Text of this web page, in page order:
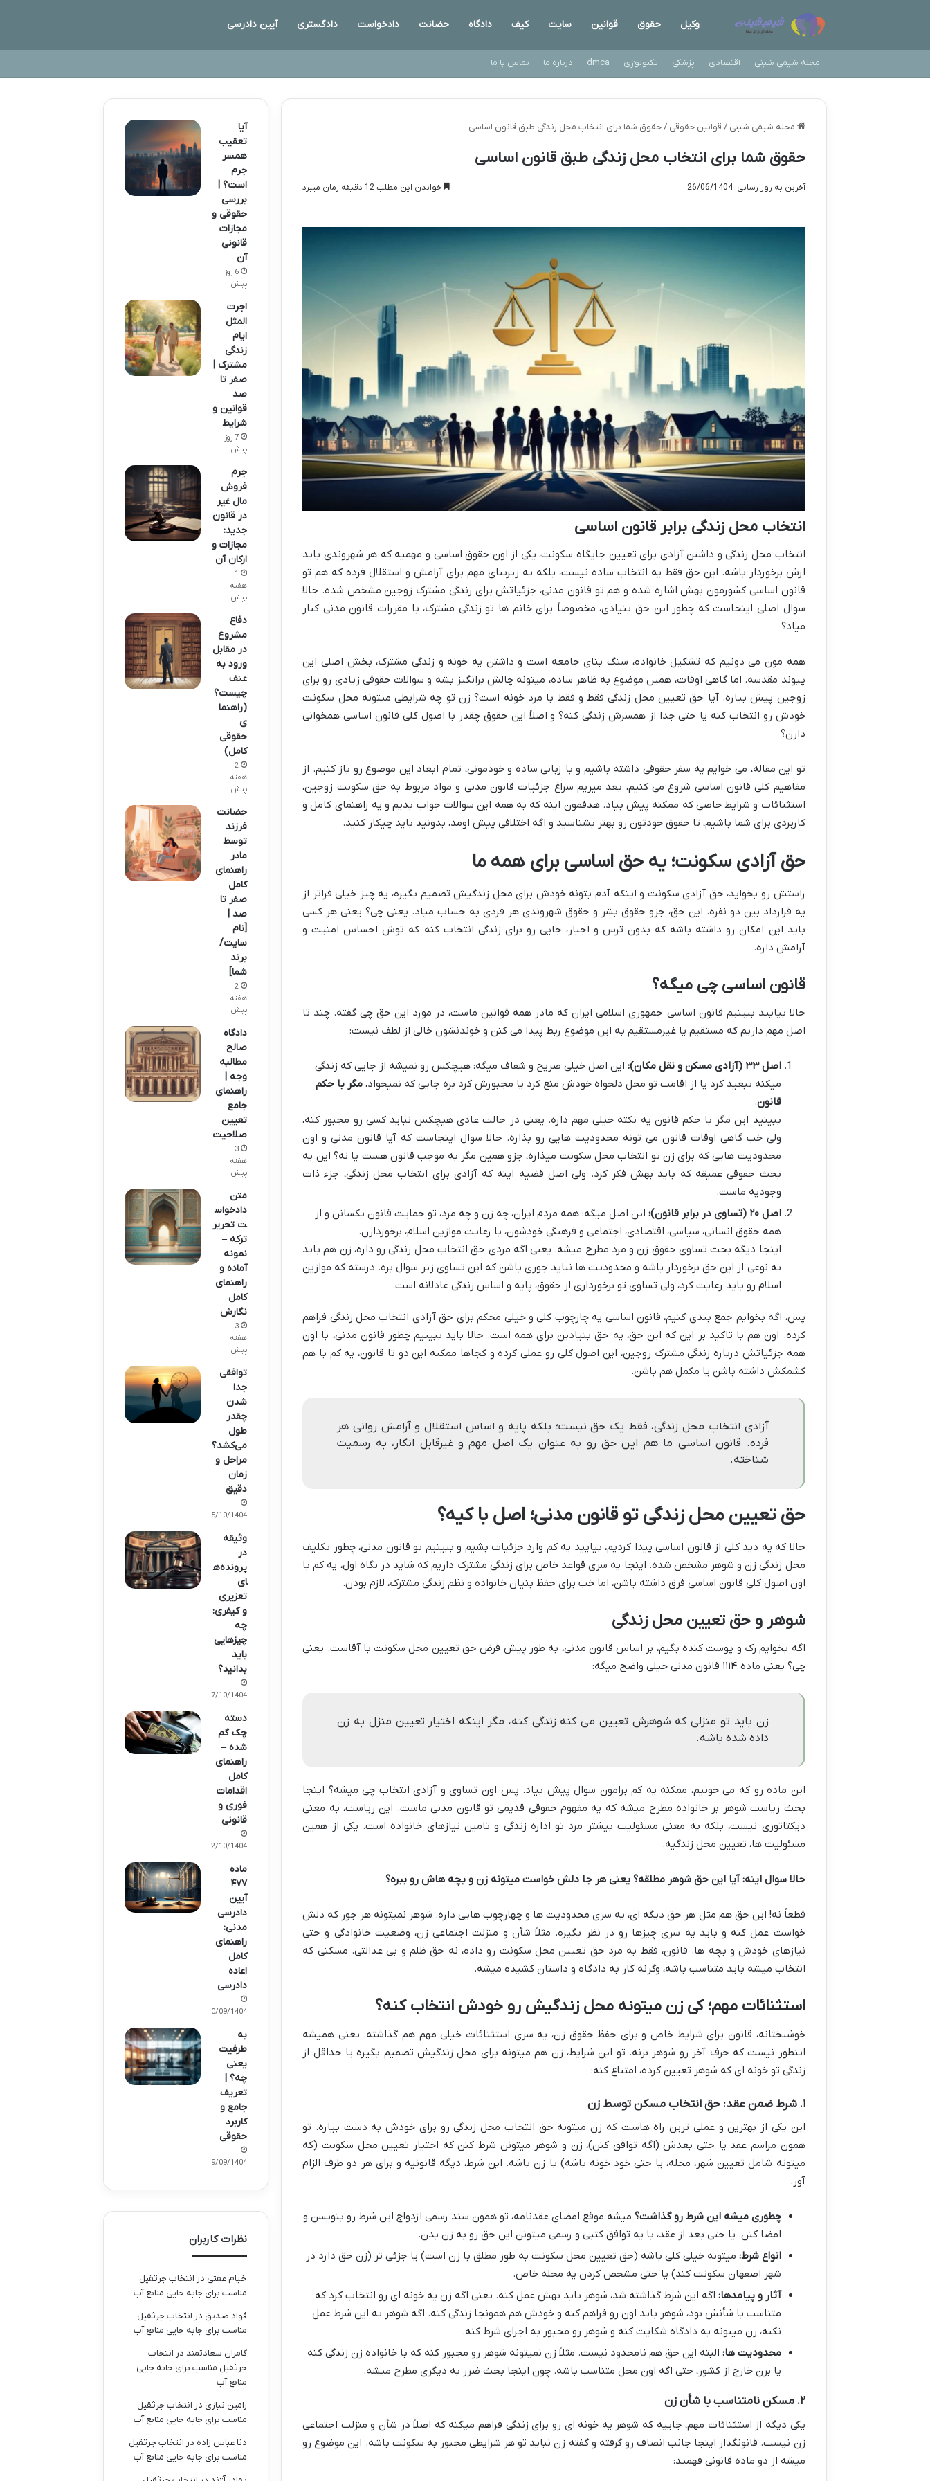
وکیل حقوق قوانین سایت کیف دادگاه حضانت دادخواست دادگستری آیین دادرسی
مجله شیمی شینی اقتصادی پزشکی تکنولوژی dmca درباره ما تماس با ما
مجله شیمی شینی / قوانین حقوقی / حقوق شما برای انتخاب محل زندگی طبق قانون اساسی
حقوق شما برای انتخاب محل زندگی طبق قانون اساسی
آخرین به روز رسانی: 26/06/1404 خواندن این مطلب 12 دقیقه زمان میبرد
انتخاب محل زندگی برابر قانون اساسی
انتخاب محل زندگی و داشتن آزادی برای تعیین جایگاه سکونت، یکی از اون حقوق اساسی و مهمیه که هر شهروندی باید
ازش برخوردار باشه. این حق فقط یه انتخاب ساده نیست، بلکه یه زیربنای مهم برای آرامش و استقلال فرده که هم تو
قانون اساسی کشورمون بهش اشاره شده و هم تو قانون مدنی، جزئیاتش برای زندگی مشترک زوجین مشخص شده. حالا
سوال اصلی اینجاست که چطور این حق بنیادی، مخصوصاً برای خانم ها تو زندگی مشترک، با مقررات قانون مدنی کنار
میاد؟
همه مون می دونیم که تشکیل خانواده، سنگ بنای جامعه است و داشتن یه خونه و زندگی مشترک، بخش اصلی این
پیوند مقدسه. اما گاهی اوقات، همین موضوع به ظاهر ساده، میتونه چالش برانگیز بشه و سوالات حقوقی زیادی رو برای
زوجین پیش بیاره. آیا حق تعیین محل زندگی فقط و فقط با مرد خونه است؟ زن تو چه شرایطی میتونه محل سکونت
خودش رو انتخاب کنه یا حتی جدا از همسرش زندگی کنه؟ و اصلاً این حقوق چقدر با اصول کلی قانون اساسی همخوانی
دارن؟
تو این مقاله، می خوایم یه سفر حقوقی داشته باشیم و با زبانی ساده و خودمونی، تمام ابعاد این موضوع رو باز کنیم. از
مفاهیم کلی قانون اساسی شروع می کنیم، بعد میریم سراغ جزئیات قانون مدنی و مواد مربوط به حق سکونت زوجین،
استثنائات و شرایط خاصی که ممکنه پیش بیاد. هدفمون اینه که به همه این سوالات جواب بدیم و یه راهنمای کامل و
کاربردی برای شما باشیم، تا حقوق خودتون رو بهتر بشناسید و اگه اختلافی پیش اومد، بدونید باید چیکار کنید.
حق آزادی سکونت؛ یه حق اساسی برای همه ما
راستش رو بخواید، حق آزادی سکونت و اینکه آدم بتونه خودش برای محل زندگیش تصمیم بگیره، یه چیز خیلی فراتر از
یه قرارداد بین دو نفره. این حق، جزو حقوق بشر و حقوق شهروندی هر فردی به حساب میاد. یعنی چی؟ یعنی هر کسی
باید این امکان رو داشته باشه که بدون ترس و اجبار، جایی رو برای زندگی انتخاب کنه که توش احساس امنیت و
آرامش داره.
قانون اساسی چی میگه؟
حالا بیایید ببینیم قانون اساسی جمهوری اسلامی ایران که مادر همه قوانین ماست، در مورد این حق چی گفته. چند تا
اصل مهم داریم که مستقیم یا غیرمستقیم به این موضوع ربط پیدا می کنن و خوندنشون خالی از لطف نیست:
اصل ۳۳ (آزادی مسکن و نقل مکان):
این اصل خیلی صریح و شفاف میگه: هیچکس رو نمیشه از جایی که زندگی
میکنه تبعید کرد یا از اقامت تو محل دلخواه خودش منع کرد یا مجبورش کرد بره جایی که نمیخواد،مگر با حکم
قانون.
ببینید این مگر با حکم قانون یه نکته خیلی مهم داره. یعنی در حالت عادی هیچکس نباید کسی رو مجبور کنه،
ولی خب گاهی اوقات قانون می تونه محدودیت هایی رو بذاره. حالا سوال اینجاست که آیا قانون مدنی و اون
محدودیت هایی که برای زن تو انتخاب محل سکونت میذاره، جزو همین مگر به موجب قانون هست یا نه؟ این یه
بحث حقوقی عمیقه که باید بهش فکر کرد. ولی اصل قضیه اینه که آزادی برای انتخاب محل زندگی، جزء ذات
وجودیه ماست.
اصل ۲۰ (تساوی در برابر قانون):
این اصل میگه: همه مردم ایران، چه زن و چه مرد، تو حمایت قانون یکسانن و از
همه حقوق انسانی، سیاسی، اقتصادی، اجتماعی و فرهنگی خودشون، با رعایت موازین اسلام، برخوردارن.
اینجا دیگه بحث تساوی حقوق زن و مرد مطرح میشه. یعنی اگه مردی حق انتخاب محل زندگی رو داره، زن هم باید
به نوعی از این حق برخوردار باشه و محدودیت ها نباید جوری باشن که این تساوی زیر سوال بره. درسته که موازین
اسلام رو باید رعایت کرد، ولی تساوی تو برخورداری از حقوق، پایه و اساس زندگی عادلانه است.
پس، اگه بخوایم جمع بندی کنیم، قانون اساسی یه چارچوب کلی و خیلی محکم برای حق آزادی انتخاب محل زندگی فراهم
کرده. اون هم با تاکید بر این که این حق، یه حق بنیادین برای همه است. حالا باید ببینیم چطور قانون مدنی، با اون
همه جزئیاتش درباره زندگی مشترک زوجین، این اصول کلی رو عملی کرده و کجاها ممکنه این دو تا قانون، یه کم با هم
کشمکش داشته باشن یا مکمل هم باشن.
آزادی انتخاب محل زندگی، فقط یک حق نیست؛ بلکه پایه و اساس استقلال و آرامش روانی هر
فرده. قانون اساسی ما هم این حق رو به عنوان یک اصل مهم و غیرقابل انکار، به رسمیت
شناخته.
حق تعیین محل زندگی تو قانون مدنی؛ اصل با کیه؟
حالا که یه دید کلی از قانون اساسی پیدا کردیم، بیایید یه کم وارد جزئیات بشیم و ببینیم تو قانون مدنی، چطور تکلیف
محل زندگی زن و شوهر مشخص شده. اینجا یه سری قواعد خاص برای زندگی مشترک داریم که شاید در نگاه اول، یه کم با
اون اصول کلی قانون اساسی فرق داشته باشن، اما خب برای حفظ بنیان خانواده و نظم زندگی مشترک، لازم بودن.
شوهر و حق تعیین محل زندگی
اگه بخوایم رک و پوست کنده بگیم، بر اساس قانون مدنی، به طور پیش فرض حق تعیین محل سکونت با آقاست. یعنی
چی؟ یعنی ماده ۱۱۱۴ قانون مدنی خیلی واضح میگه:
زن باید تو منزلی که شوهرش تعیین می کنه زندگی کنه، مگر اینکه اختیار تعیین منزل به زن
داده شده باشه.
این ماده رو که می خونیم، ممکنه یه کم برامون سوال پیش بیاد. پس اون تساوی و آزادی انتخاب چی میشه؟ اینجا
بحث ریاست شوهر بر خانواده مطرح میشه که یه مفهوم حقوقی قدیمی تو قانون مدنی ماست. این ریاست، به معنی
دیکتاتوری نیست، بلکه به معنی مسئولیت بیشتر مرد تو اداره زندگی و تامین نیازهای خانواده است. یکی از همین
مسئولیت ها، تعیین محل زندگیه.
حالا سوال اینه: آیا این حق شوهر مطلقه؟ یعنی هر جا دلش خواست میتونه زن و بچه هاش رو ببره؟
قطعاً نه! این حق هم مثل هر حق دیگه ای، یه سری محدودیت ها و چهارچوب هایی داره. شوهر نمیتونه هر جور که دلش
خواست عمل کنه و باید یه سری چیزها رو در نظر بگیره. مثلاً شأن و منزلت اجتماعی زن، وضعیت خانوادگی و حتی
نیازهای خودش و بچه ها. قانون، فقط به مرد حق تعیین محل سکونت رو داده، نه حق ظلم و بی عدالتی. مسکنی که
انتخاب میشه باید متناسب باشه، وگرنه کار به دادگاه و داستان کشیده میشه.
استثنائات مهم؛ کی زن میتونه محل زندگیش رو خودش انتخاب کنه؟
خوشبختانه، قانون برای شرایط خاص و برای حفظ حقوق زن، یه سری استثنائات خیلی مهم هم گذاشته. یعنی همیشه
اینطور نیست که حرف آخر رو شوهر بزنه. تو این شرایط، زن هم میتونه برای محل زندگیش تصمیم بگیره یا حداقل از
زندگی تو خونه ای که شوهر تعیین کرده، امتناع کنه:
۱. شرط ضمن عقد: حق انتخاب مسکن توسط زن
این یکی از بهترین و عملی ترین راه هاست که زن میتونه حق انتخاب محل زندگی رو برای خودش به دست بیاره. تو
همون مراسم عقد یا حتی بعدش (اگه توافق کنن)، زن و شوهر میتونن شرط کنن که اختیار تعیین محل سکونت (که
میتونه شامل تعیین شهر، محله، یا حتی خود خونه باشه) با زن باشه. این شرط، دیگه قانونیه و برای هر دو طرف الزام
آور.
چطوری میشه این شرط رو گذاشت؟ میشه موقع امضای عقدنامه، تو همون سند رسمی ازدواج این شرط رو بنویسن و
امضا کنن. یا حتی بعد از عقد، با یه توافق کتبی و رسمی میتونن این حق رو به زن بدن.
انواع شرط: میتونه خیلی کلی باشه (حق تعیین محل سکونت به طور مطلق با زن است) یا جزئی تر (زن حق دارد در
شهر اصفهان سکونت کند) یا حتی مشخص کردن یه محله خاص.
آثار و پیامدها: اگه این شرط گذاشته شد، شوهر باید بهش عمل کنه. یعنی اگه زن یه خونه ای رو انتخاب کرد که
متناسب با شأنش بود، شوهر باید اون رو فراهم کنه و خودش هم همونجا زندگی کنه. اگه شوهر به این شرط عمل
نکنه، زن میتونه به دادگاه شکایت کنه و شوهر رو مجبور به اجرای شرط کنه.
محدودیت ها: البته این حق هم نامحدود نیست. مثلاً زن نمیتونه شوهر رو مجبور کنه که با خانواده زن زندگی کنه
یا برن خارج از کشور، حتی اگه اون محل متناسب باشه. چون اینجا بحث ضرر به دیگری مطرح میشه.
۲. مسکن نامتناسب با شأن زن
یکی دیگه از استثنائات مهم، جاییه که شوهر یه خونه ای رو برای زندگی فراهم میکنه که اصلاً در شأن و منزلت اجتماعی
زن نیست. قانونگذار اینجا جانب انصاف رو گرفته و گفته زن نباید تو هر شرایطی مجبور به سکونت باشه. این موضوع رو
میشه از دو ماده قانونی فهمید:
آیا
تعقیب
همسر
جرم
است؟ |
بررسی
حقوقی و
مجازات
قانونی
آن
6 روز
پیش
اجرت
المثل
ایام
زندگی
مشترک |
صفر تا
صد
قوانین و
شرایط
7 روز
پیش
جرم
فروش
مال غیر
در قانون
جدید:
مجازات و
ارکان آن
1
هفته
پیش
دفاع
مشروع
در مقابل
ورود به
عنف
چیست؟
(راهنما
ی
حقوقی
کامل)
2
هفته
پیش
حضانت
فرزند
توسط
مادر –
راهنمای
کامل
صفر تا
صد |
[نام
سایت/
برند
شما]
2
هفته
پیش
دادگاه
صالح
مطالبه
وجه |
راهنمای
جامع
تعیین
صلاحیت
3
هفته
پیش
متن
دادخواس
ت تحریر
ترکه –
نمونه
آماده و
راهنمای
کامل
نگارش
3
هفته
پیش
توافقی
جدا
شدن
چقدر
طول
می‌کشد؟
مراحل و
زمان
دقیق
15/10/1404
وثیقه
در
پرونده‌ه
ای
تعزیری
و کیفری:
چه
چیزهایی
باید
بدانید؟
07/10/1404
دسته
چک گم
شده –
راهنمای
کامل
اقدامات
فوری و
قانونی
02/10/1404
ماده
۴۷۷
آیین
دادرسی
مدنی:
راهنمای
کامل
اعاده
دادرسی
30/09/1404
به
طرفیت
یعنی
چه؟ |
تعریف
جامع و
کاربرد
حقوقی
19/09/1404
نظرات کاربران
خیام عفتی در انتخاب جرثقیل
مناسب برای جابه جایی منابع آب
فواد صدیق در انتخاب جرثقیل
مناسب برای جابه جایی منابع آب
کامران سعادتمنددر انتخاب
جرثقیل مناسب برای جابه جایی
منابع آب
رامین نیازی در انتخاب جرثقیل
مناسب برای جابه جایی منابع آب
دنا عباس زاده در انتخاب جرثقیل
مناسب برای جابه جایی منابع آب